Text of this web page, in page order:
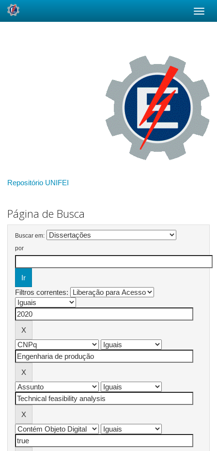
Repositório UNIFEI
Página de Busca
Buscar em:
por
Filtros correntes: